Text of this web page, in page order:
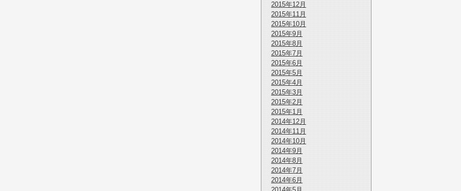
2015年12月
2015年11月
2015年10月
2015年9月
2015年8月
2015年7月
2015年6月
2015年5月
2015年4月
2015年3月
2015年2月
2015年1月
2014年12月
2014年11月
2014年10月
2014年9月
2014年8月
2014年7月
2014年6月